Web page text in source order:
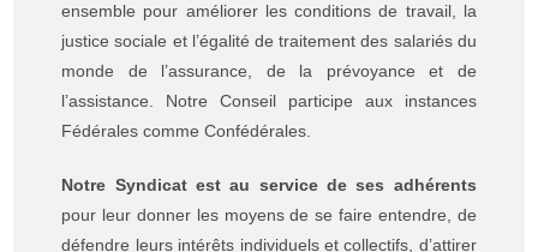
ensemble pour améliorer les conditions de travail, la
justice sociale et l’égalité de traitement des salariés du
monde de l’assurance, de la prévoyance et de
l’assistance. Notre Conseil participe aux instances
Fédérales comme Confédérales.
Notre Syndicat est au service de ses adhérents
pour leur donner les moyens de se faire entendre, de
défendre leurs intérêts individuels et collectifs, d’attirer